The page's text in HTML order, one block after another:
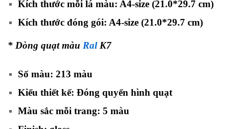
Kích thước mỗi lá màu: A4-size (21.0*29.7 cm)
Kích thước đóng gói: A4-size (21.0*29.7 cm)
* Dòng quạt màu RalK7
Số màu: 213 màu
Kiểu thiết kế: Đóng quyển hình quạt
Màu sắc mỗi trang: 5 màu